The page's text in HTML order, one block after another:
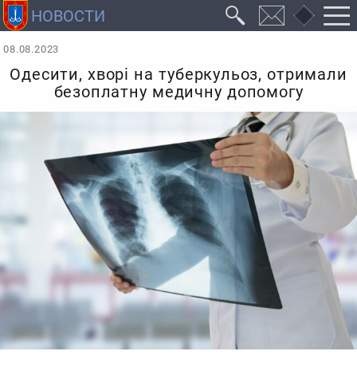
08.08.2023
Одесити, хворі на туберкульоз, отримали
безоплатну медичну допомогу